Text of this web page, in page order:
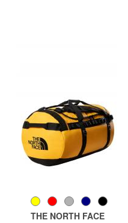
THE NORTH FACE